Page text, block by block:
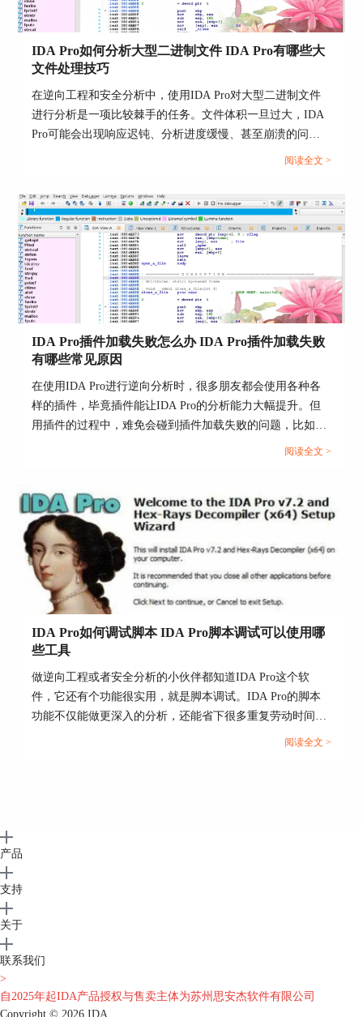
IDA Pro如何分析大型二进制文件 IDA Pro有哪些大
文件处理技巧
在逆向工程和安全分析中，使用IDA Pro对大型二进制文件
进行分析是一项比较棘手的任务。文件体积一旦过大，IDA
Pro可能会出现响应迟钝、分析进度缓慢、甚至崩溃的问
题。那么，IDA Pro如何分析大型二进制文件呢?IDA Pro有
阅读全文 >
IDA Pro插件加载失败怎么办 IDA Pro插件加载失败
有哪些常见原因
在使用IDA Pro进行逆向分析时，很多朋友都会使用各种各
样的插件，毕竟插件能让IDA Pro的分析能力大幅提升。但
用插件的过程中，难免会碰到插件加载失败的问题，比如突
然提示“加载失败”或者启动时插件无法正常显示。这种情况
Pro插件加载失败有哪些常见原因，帮你快速定位问题，顺
利解决插件加载失败的烦恼。...
阅读全文 >
IDA Pro如何调试脚本 IDA Pro脚本调试可以使用哪
些工具
做逆向工程或者安全分析的小伙伴都知道IDA Pro这个软
件，它还有个功能很实用，就是脚本调试。IDA Pro的脚本
功能不仅能做更深入的分析，还能省下很多重复劳动时间，
让逆向过程变得特别高效。接下来，我们就聊聊IDA Pro如
阅读全文 >
产品
支持
关于
联系我们
>
自2025年起IDA产品授权与售卖主体为苏州思安杰软件有限公司
Copyright © 2026 IDA